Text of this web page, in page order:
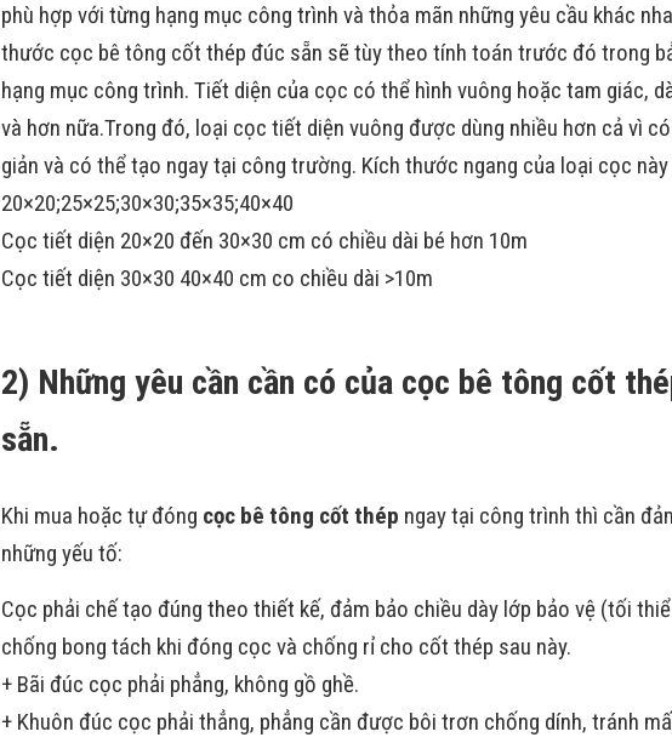
phù hợp với từng hạng mục công trình và thỏa mãn những yêu cầu khác
thước cọc bê tông cốt thép đúc sẵn sẽ tùy theo tính toán trước đó trong
hạng mục công trình. Tiết diện của cọc có thể hình vuông hoặc tam giác,
và hơn nữa.Trong đó, loại cọc tiết diện vuông được dùng nhiều hơn cả vì
giản và có thể tạo ngay tại công trường. Kích thước ngang của loại cọc
20×20;25×25;30×30;35×35;40×40
Cọc tiết diện 20×20 đến 30×30 cm có chiều dài bé hơn 10m
Cọc tiết diện 30×30 40×40 cm co chiều dài >10m
2) Những yêu cần cần có của cọc bê tông cốt
sẵn.
Khi mua hoặc tự đóng cọc bê tông cốt thép ngay tại công trình thì cần
những yếu tố:
Cọc phải chế tạo đúng theo thiết kế, đảm bảo chiều dày lớp bảo vệ (tối
chống bong tách khi đóng cọc và chống rỉ cho cốt thép sau này.
+ Bãi đúc cọc phải phẳng, không gồ ghề.
+ Khuôn đúc cọc phải thẳng, phẳng cần được bôi trơn chống dính, tránh